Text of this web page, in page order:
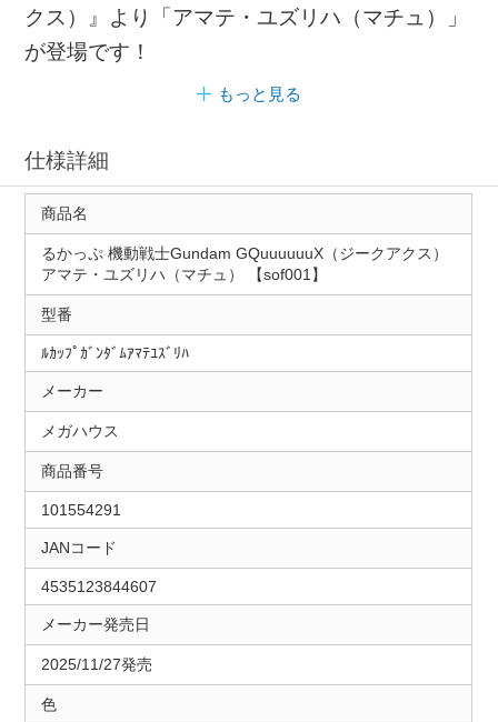
クス）』より「アマテ・ユズリハ（マチュ）」
が登場です！
もっと見る
仕様詳細
商品名
るかっぷ 機動戦士Gundam GQuuuuuuX（ジークアクス）
アマテ・ユズリハ（マチュ） 【sof001】
型番
ﾙｶｯﾌﾟｶﾞﾝﾀﾞﾑｱﾏﾃﾕｽﾞﾘﾊ
メーカー
メガハウス
商品番号
101554291
JANコード
4535123844607
メーカー発売日
2025/11/27発売
色